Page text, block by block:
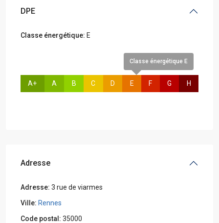
DPE
Classe énergétique: E
A+ A B C D
Classe énergétique E
E F G H
Adresse
Adresse: 3 rue de viarmes
Ville: Rennes
Code postal: 35000